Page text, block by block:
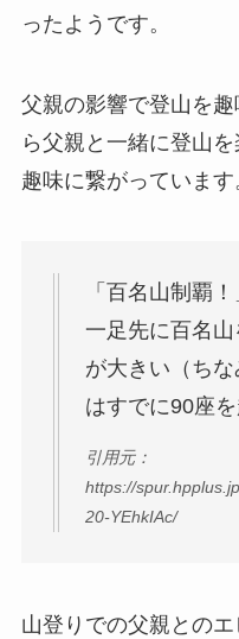
ったようです。
父親の影響で登山を
ら父親と一緒に登山
趣味に繋がっています
「百名山制覇
一足先に百名
が大きい（ち
はすでに90座
引用元：
https://
20-YEhkIAc/
山登りでの父親との